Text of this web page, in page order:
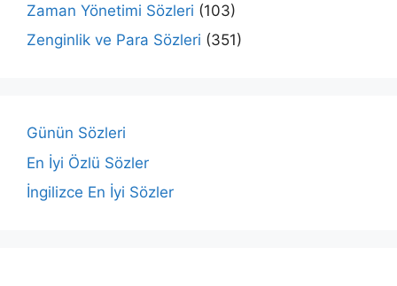
Zaman Yönetimi Sözleri (103)
Zenginlik ve Para Sözleri (351)
Günün Sözleri
En İyi Özlü Sözler
İngilizce En İyi Sözler